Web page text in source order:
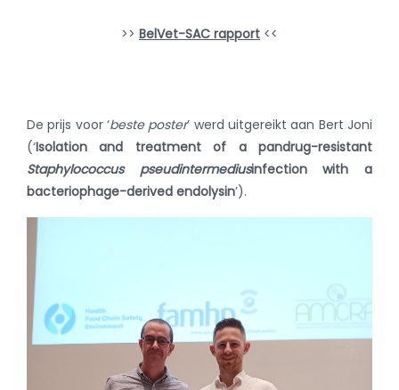
>> BelVet-SAC rapport <<
De prijs voor ‘beste poster’ werd uitgereikt aan Bert Joni
(‘Isolation and treatment of a pandrug-resistant
Staphylococcus pseudintermediusinfection with a
bacteriophage-derived endolysin’).